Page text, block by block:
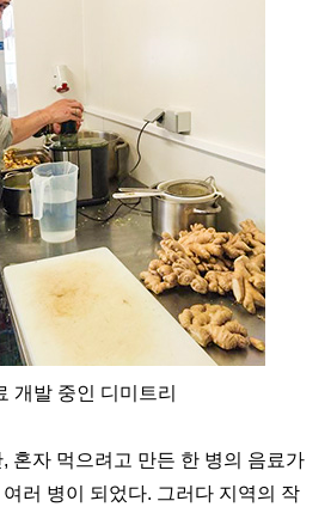
개발 중인 디미트리
혼자 먹으려고 만든 한 병의 음료가
러 병이 되었다. 그러다 지역의 작